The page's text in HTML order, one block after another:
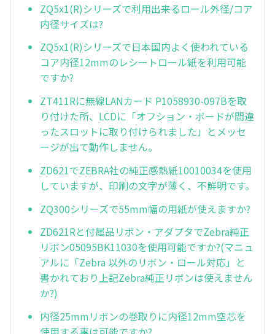
ZQ5x1(R)シリーズで利用出来るロール外径/コア
内径サイズは?
ZQ5x1(R)シリーズで日本国内よく使われている
コア内径12mmのレシートロール紙を利用可能
ですか?
ZT411Rに無線LANカード P1058930-097Bを取
り付けた所、LCDに「オフション・ボードが間違
ったスロットに取り付けられました」とメッセ
ージが出て動作しません。
ZD621でZEBRA社の純正感熱紙10010034を使用
していますが、印刷の文字が薄く、不鮮明です。
ZQ300シリーズで55mm幅の用紙が使えますか?
ZD621Rと付属品リボン・アダプタでZebra純正
リボン05095BK11030を使用可能ですか?(マニュ
アルに「Zebra 以外のリボン・ロール対応」と
書かれており上記Zebra純正リボンは使えません
か?)
内径25mmリボンの巻取りに内径12mm空芯を